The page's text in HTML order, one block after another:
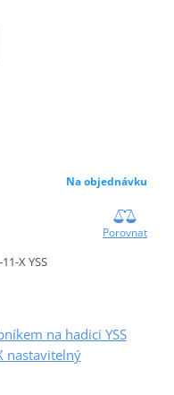
Na objednávku
Porovnat
X YSS
na hadici YSS
nastavitelný